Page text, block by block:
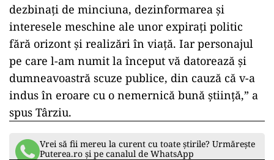
dezbinați de minciuna, dezinformarea și
interesele meschine ale unor expirați politic
fără orizont și realizări în viață. Iar personajul
pe care l-am numit la început vă datorează și
dumneavoastră scuze publice, din cauză că v-a
indus în eroare cu o nemernică bună știință,” a
spus Târziu.
Vrei să fii mereu la curent cu toate știrile? Urmărește
Puterea.ro și pe canalul de WhatsApp